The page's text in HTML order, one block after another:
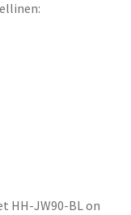
HH-JW90-BL on